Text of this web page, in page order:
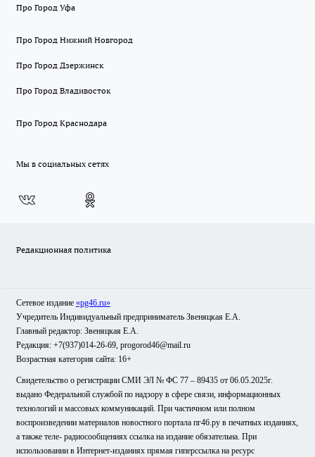
Про Город Уфа
Про Город Нижний Новгород
Про Город Дзержинск
Про Город Владивосток
Про Город Краснодара
Мы в социальных сетях
Редакционная политика
Сетевое издание «pg46.ru»
Учредитель Индивидуальный предприниматель Звеняцкая Е.А.
Главный редактор: Звеняцкая Е.А.
Редакция: +7(937)014-26-69, progorod46@mail.ru
Возрастная категория сайта: 16+
Свидетельство о регистрации СМИ ЭЛ № ФС 77 – 89435 от 06.05.2025г.
выдано Федеральной службой по надзору в сфере связи, информационных
технологий и массовых коммуникаций. При частичном или полном
воспроизведении материалов новостного портала пг46.ру в печатных изданиях,
а также теле- радиосообщениях ссылка на издание обязательна. При
использовании в Интернет-изданиях прямая гиперссылка на ресурс